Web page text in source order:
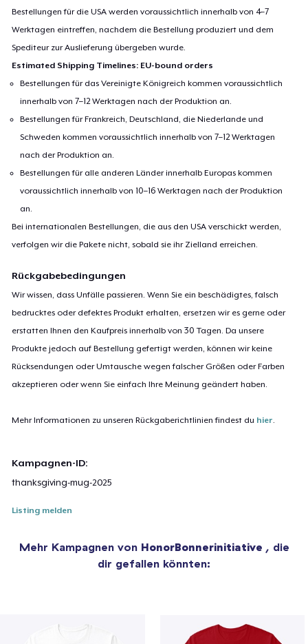
Bestellungen für die USA werden voraussichtlich innerhalb von 4–7
Werktagen eintreffen, nachdem die Bestellung produziert und dem
Spediteur zur Auslieferung übergeben wurde.
Estimated Shipping Timelines: EU-bound orders
Bestellungen für das Vereinigte Königreich kommen voraussichtlich
innerhalb von 7–12 Werktagen nach der Produktion an.
Bestellungen für Frankreich, Deutschland, die Niederlande und
Schweden kommen voraussichtlich innerhalb von 7–12 Werktagen
nach der Produktion an.
Bestellungen für alle anderen Länder innerhalb Europas kommen
voraussichtlich innerhalb von 10–16 Werktagen nach der Produktion
an.
Bei internationalen Bestellungen, die aus den USA verschickt werden,
verfolgen wir die Pakete nicht, sobald sie ihr Zielland erreichen.
Rückgabebedingungen
Wir wissen, dass Unfälle passieren. Wenn Sie ein beschädigtes, falsch
bedrucktes oder defektes Produkt erhalten, ersetzen wir es gerne oder
erstatten Ihnen den Kaufpreis innerhalb von 30 Tagen. Da unsere
Produkte jedoch auf Bestellung gefertigt werden, können wir keine
Rücksendungen oder Umtausche wegen falscher Größen oder Farben
akzeptieren oder wenn Sie einfach Ihre Meinung geändert haben.
Mehr Informationen zu unseren Rückgaberichtlinien findest du hier.
Kampagnen-ID:
thanksgiving-mug-2025
Listing melden
Mehr Kampagnen von HonorBonnerinitiative , die
dir gefallen könnten: